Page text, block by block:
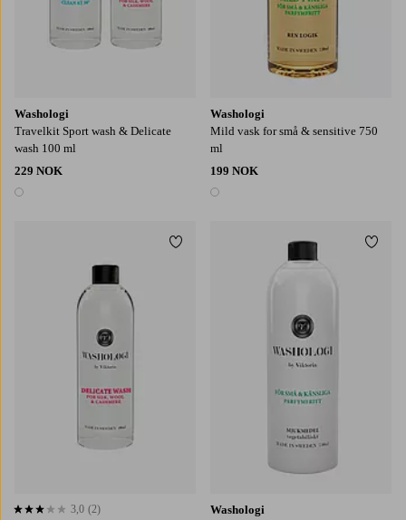
Washologi
Travelkit Sport wash & Delicate
wash 100 ml
229 NOK
1 farge
Washologi
Mild vask for små & sensitive 750
ml
199 NOK
1 farge
3,0 basert på 2 karaktergivninger
3,0 (2)
Legg til favoritter
Washologi